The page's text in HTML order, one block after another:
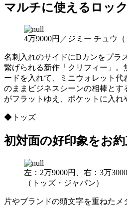
マルチに使えるロッ
4万9000円／ジミー チュウ（
名刺入れのサイドにDカンをプラ
繋げられる新作「クリフィー」。
ードを入れて、ミニウォレット
のままビジネスシーンの相棒と
がフラットゆえ、ポケットに入れ
◆トッズ
初対面の好印象をお
左：2万9000円、右：3万
（トッズ・ジャパン）
片やブランドの頭文字を重ねた